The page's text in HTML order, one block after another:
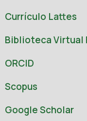
Currículo Lattes
Biblioteca Virtual
ORCID
Scopus
Google Scholar